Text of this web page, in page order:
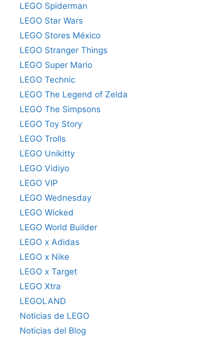
LEGO Spiderman
LEGO Star Wars
LEGO Stores México
LEGO Stranger Things
LEGO Super Mario
LEGO Technic
LEGO The Legend of Zelda
LEGO The Simpsons
LEGO Toy Story
LEGO Trolls
LEGO Unikitty
LEGO Vidiyo
LEGO VIP
LEGO Wednesday
LEGO Wicked
LEGO World Builder
LEGO x Adidas
LEGO x Nike
LEGO x Target
LEGO Xtra
LEGOLAND
Noticias de LEGO
Noticias del Blog